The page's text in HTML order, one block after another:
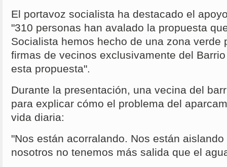
El portavoz socialista ha destacado el
"310 personas han avalado la propuesta
Socialista hemos hecho de una zona verde
firmas de vecinos exclusivamente del
esta propuesta".
Durante la presentación, una vecina del
para explicar cómo el problema del
vida diaria:
"Nos están acorralando. Nos están
nosotros no tenemos más salida que el